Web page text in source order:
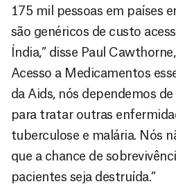
175 mil pessoas em países
são genéricos de custo
Índia,” disse Paul
Acesso a Medicamentos
da Aids, nós dependemos
para tratar outras
tuberculose e malária. Nós
que a chance de
pacientes seja destruída.”